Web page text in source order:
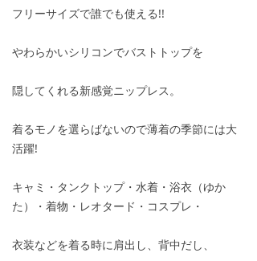
フリーサイズで誰でも使える!!
やわらかいシリコンでバストトップを
隠してくれる新感覚ニップレス。
着るモノを選らばないので薄着の季節には大
活躍!
キャミ・タンクトップ・水着・浴衣（ゆか
た）・着物・レオタード・コスプレ・
衣装などを着る時に肩出し、背中だし、